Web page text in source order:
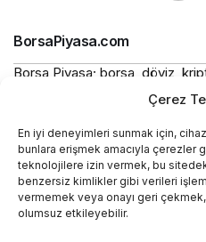
Çerez
En iyi deneyimleri sunmak için,
bunlara erişmek amacıyla çerezler
teknolojilere izin vermek, bu
benzersiz kimlikler gibi verileri
vermemek veya onayı geri
olumsuz etkileyebilir.
BorsaPiyasa.com
Borsa Piyasa; borsa, döviz,
alanlarında güncel haberler,
içerikler sunan bağımsız bir
Bu sitede yer alan içerikler
yatırım tavsiyesi niteliği
Yasal